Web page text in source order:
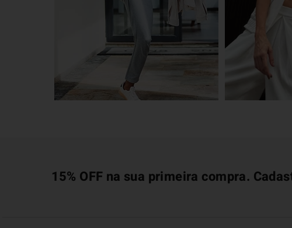
15% OFF na sua primeira compra.